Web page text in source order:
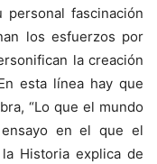
fascinación
los esfuerzos por
la creación
esta línea hay que
“Lo que el mundo
en el que el
Historia explica de